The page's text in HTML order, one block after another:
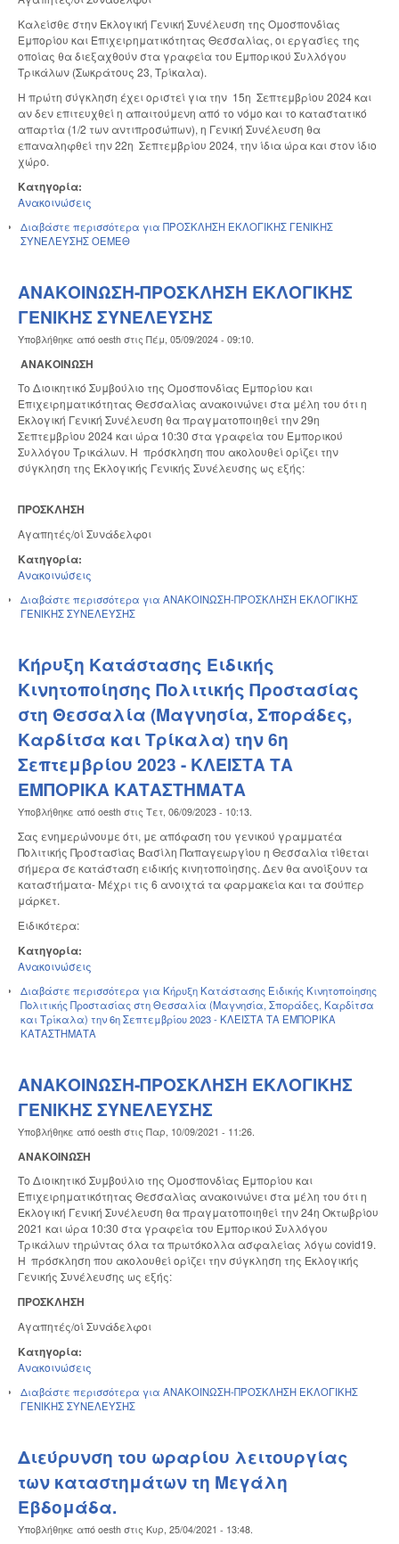
Καλείσθε στην Εκλογική Γενική Συνέλευση της Ομοσπονδίας
Εμπορίου και Επιχειρηματικότητας Θεσσαλίας, οι εργασίες της
οποίας θα διεξαχθούν στα γραφεία του Εμπορικού Συλλόγου
Τρικάλων (Σωκράτους 23, Τρίκαλα).
Η πρώτη σύγκληση έχει οριστεί για την 15η Σεπτεμβρίου 2024 και
αν δεν επιτευχθεί η απαιτούμενη από το νόμο και το καταστατικό
απαρτία (1/2 των αντιπροσώπων), η Γενική Συνέλευση θα
επαναληφθεί την 22η Σεπτεμβρίου 2024, την ίδια ώρα και στον ίδιο
χώρο.
Κατηγορία:
Ανακοινώσεις
Διαβάστε περισσότερα για ΠΡΟΣΚΛΗΣΗ ΕΚΛΟΓΙΚΗΣ ΓΕΝΙΚΗΣ
ΣΥΝΕΛΕΥΣΗΣ ΟΕΜΕΘ
ΑΝΑΚΟΙΝΩΣΗ-ΠΡΟΣΚΛΗΣΗ ΕΚΛΟΓΙΚΗΣ
ΓΕΝΙΚΗΣ ΣΥΝΕΛΕΥΣΗΣ
Υποβλήθηκε από oesth στις Πέμ, 05/09/2024 - 09:10
ΑΝΑΚΟΙΝΩΣΗ
Το Διοικητικό Συμβούλιο της Ομοσπονδίας Εμπορίου και
Επιχειρηματικότητας Θεσσαλίας ανακοινώνει στα μέλη του ότι η
Εκλογική Γενική Συνέλευση θα πραγματοποιηθεί την 29η
Σεπτεμβρίου 2024 και ώρα 10:30 στα γραφεία του Εμπορικού
Συλλόγου Τρικάλων. Η πρόσκληση που ακολουθεί ορίζει την
σύγκληση της Εκλογικής Γενικής Συνέλευσης ως εξής:
ΠΡΟΣΚΛΗΣΗ
Αγαπητές/οί Συνάδελφοι
Κατηγορία:
Ανακοινώσεις
Διαβάστε περισσότερα για ΑΝΑΚΟΙΝΩΣΗ-ΠΡΟΣΚΛΗΣΗ ΕΚΛΟΓΙΚΗΣ
ΓΕΝΙΚΗΣ ΣΥΝΕΛΕΥΣΗΣ
Κήρυξη Κατάστασης Ειδικής
Κινητοποίησης Πολιτικής Προστασίας
στη Θεσσαλία (Μαγνησία, Σποράδες,
Καρδίτσα και Τρίκαλα) την 6η
Σεπτεμβρίου 2023 - ΚΛΕΙΣΤΑ ΤΑ
ΕΜΠΟΡΙΚΑ ΚΑΤΑΣΤΗΜΑΤΑ
Υποβλήθηκε από oesth στις Τετ, 06/09/2023 - 10:13
Σας ενημερώνουμε ότι, με απόφαση του γενικού γραμματέα
Πολιτικής Προστασίας Βασίλη Παπαγεωργίου η Θεσσαλία τίθεται
σήμερα σε κατάσταση ειδικής κινητοποίησης. Δεν θα ανοίξουν τα
καταστήματα- Μέχρι τις 6 ανοιχτά τα φαρμακεία και τα σούπερ
μάρκετ.
Ειδικότερα:
Κατηγορία:
Ανακοινώσεις
Διαβάστε περισσότερα για Κήρυξη Κατάστασης Ειδικής Κινητοποίησης
Πολιτικής Προστασίας στη Θεσσαλία (Μαγνησία, Σποράδες, Καρδίτσα
και Τρίκαλα) την 6η Σεπτεμβρίου 2023 - ΚΛΕΙΣΤΑ ΤΑ ΕΜΠΟΡΙΚΑ
ΚΑΤΑΣΤΗΜΑΤΑ
ΑΝΑΚΟΙΝΩΣΗ-ΠΡΟΣΚΛΗΣΗ ΕΚΛΟΓΙΚΗΣ
ΓΕΝΙΚΗΣ ΣΥΝΕΛΕΥΣΗΣ
Υποβλήθηκε από oesth στις Παρ, 10/09/2021 - 11:26
ΑΝΑΚΟΙΝΩΣΗ
Το Διοικητικό Συμβούλιο της Ομοσπονδίας Εμπορίου και
Επιχειρηματικότητας Θεσσαλίας ανακοινώνει στα μέλη του ότι η
Εκλογική Γενική Συνέλευση θα πραγματοποιηθεί την 24η Οκτωβρίου
2021 και ώρα 10:30 στα γραφεία του Εμπορικού Συλλόγου
Τρικάλων τηρώντας όλα τα πρωτόκολλα ασφαλείας λόγω covid19.
Η πρόσκληση που ακολουθεί ορίζει την σύγκληση της Εκλογικής
Γενικής Συνέλευσης ως εξής:
ΠΡΟΣΚΛΗΣΗ
Αγαπητές/οί Συνάδελφοι
Κατηγορία:
Ανακοινώσεις
Διαβάστε περισσότερα για ΑΝΑΚΟΙΝΩΣΗ-ΠΡΟΣΚΛΗΣΗ ΕΚΛΟΓΙΚΗΣ
ΓΕΝΙΚΗΣ ΣΥΝΕΛΕΥΣΗΣ
Διεύρυνση του ωραρίου λειτουργίας
των καταστημάτων τη Μεγάλη
Εβδομάδα.
Υποβλήθηκε από oesth στις Κυρ, 25/04/2021 - 13:48